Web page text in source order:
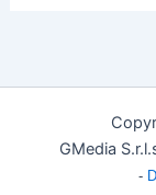
GMedia
-